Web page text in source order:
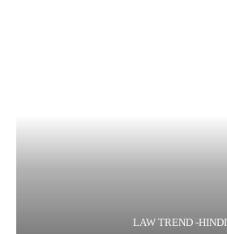
LAW TREND -HINDI